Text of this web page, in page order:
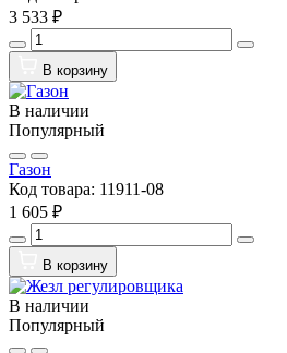
3 533 ₽
В корзину
В наличии
Популярный
Газон
Код товара: 11911-08
1 605 ₽
В корзину
В наличии
Популярный